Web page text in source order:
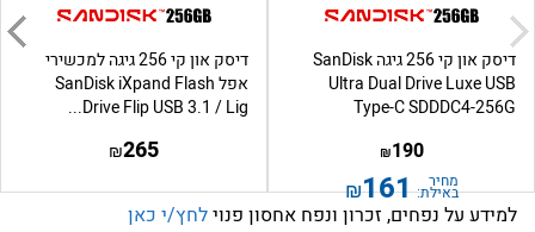
דיסק און קי 256 גיגה SanDisk
Ultra Dual Drive Luxe USB
Type-C SDDDC4-256G
190
₪
מחיר
באילת: 161
₪
דיסק און קי 256 גיגה למכשירי
אפל SanDisk iXpand Flash
Drive Flip USB 3.1 / Lig...
265
₪
למידע על נפחים, זכרון ונפח אחסון פנוילחץ/י כאן